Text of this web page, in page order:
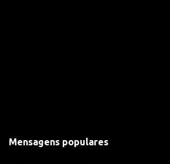
Mensagens populares